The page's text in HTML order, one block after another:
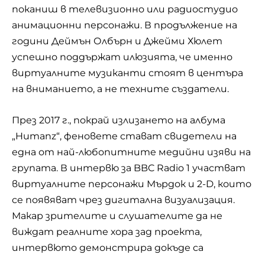
поканиш в телевизионно или радиостудио
анимационни персонажи. В продължение на
години Деймън Олбърн и Джейми Хюлет
успешно поддържат илюзията, че именно
виртуалните музиканти стоят в центъра
на вниманието, а не техните създатели.
През 2017 г., покрай излизането на албума
„Humanz“, феновете стават свидетели на
една от най-любопитните медийни изяви на
групата. В интервю за BBC Radio 1 участват
виртуалните персонажи Мърдок и 2-D, които
се появяват чрез дигитална визуализация.
Макар зрителите и слушателите да не
виждат реалните хора зад проекта,
интервюто демонстрира докъде са